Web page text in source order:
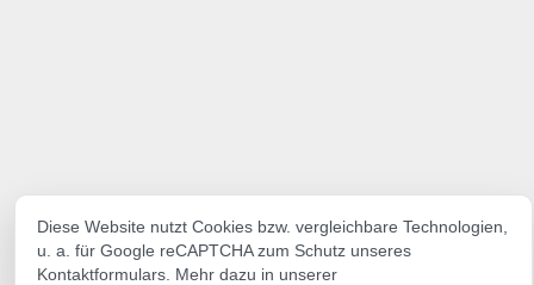
Diese Website nutzt Cookies bzw. vergleichbare Technologien,
u. a. für Google reCAPTCHA zum Schutz unseres
Kontaktformulars. Mehr dazu in unserer